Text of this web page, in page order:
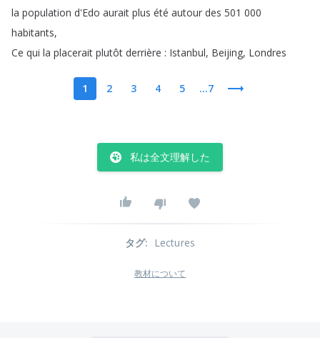
la population d'Edo aurait plus été autour des 501 000
habitants,
Ce qui la placerait plutôt derrière : Istanbul, Beijing, Londres
1 2 3 4 5 ...7
私は全文理解した
タグ: Lectures
教材について